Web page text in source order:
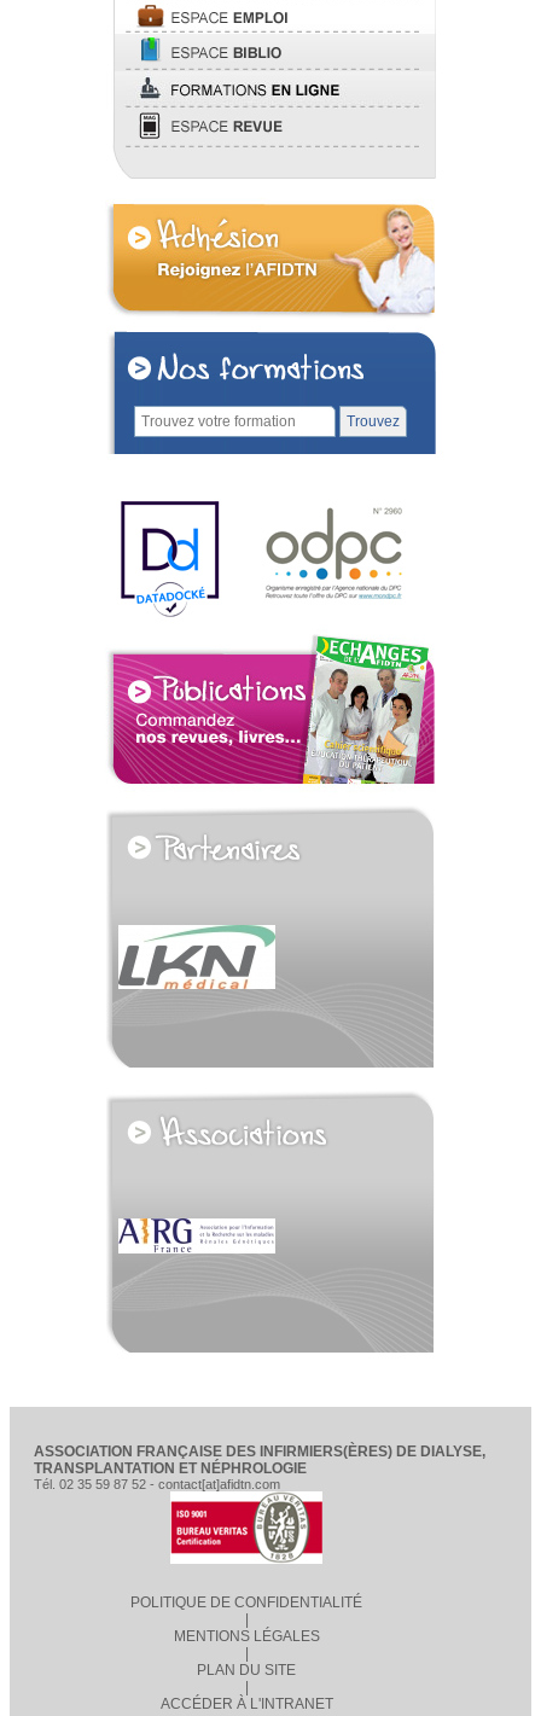
voir tous les partenaires
ASSOCIATION FRANÇAISE DES INFIRMIERS(ÈRES) DE DIALYSE,
TRANSPLANTATION ET NÉPHROLOGIE
Tél. 02 35 59 87 52 - contact[at]afidtn.com
POLITIQUE DE CONFIDENTIALITÉ
MENTIONS LÉGALES
PLAN DU SITE
ACCÉDER À L'INTRANET